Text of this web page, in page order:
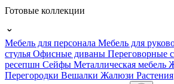
Готовые коллекции
Мебель для персонала Мебель для
стулья Офисные диваны Переговорные
ресепшн Сейфы Металлическая мебель
Перегородки Вешалки Жалюзи Растения